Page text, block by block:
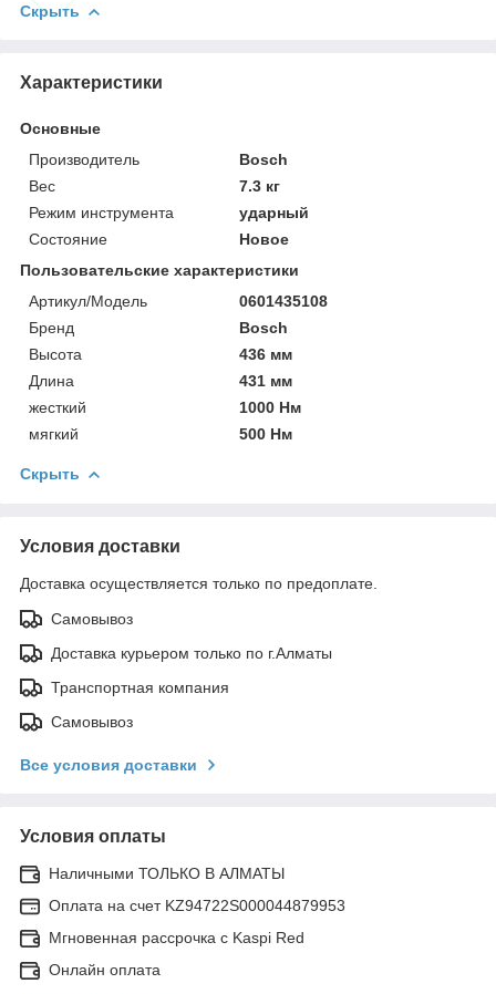
Скрыть
Характеристики
Основные
Производитель
Bosch
Вес
7.3 кг
Режим инструмента
ударный
Состояние
Новое
Пользовательские характеристики
Артикул/Модель
0601435108
Бренд
Bosch
Высота
436 мм
Длина
431 мм
жесткий
1000 Нм
мягкий
500 Нм
Скрыть
Условия доставки
Доставка осуществляется только по предоплате.
Самовывоз
Доставка курьером только по г.Алматы
Транспортная компания
Самовывоз
Все условия доставки
Условия оплаты
Наличными ТОЛЬКО В АЛМАТЫ
Оплата на счет KZ94722S000044879953
Мгновенная рассрочка с Kaspi Red
Онлайн оплата